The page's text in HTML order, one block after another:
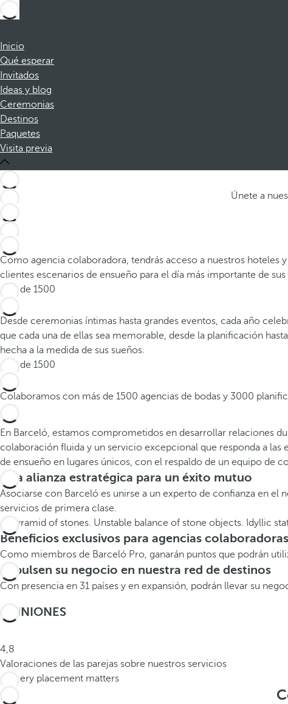
Inicio
Qué esperar
Invitados
Ideas y blog
Ceremonias
Destinos
Paquetes
Visita previa
Únete a
Como agencia colaboradora, tendrás acceso a nuestros hoteles
clientes escenarios de ensueño para el día más importante de
Más de 1500
Desde ceremonias íntimas hasta grandes eventos, cada año
que cada una de ellas sea memorable, desde la planificación
hecha a la medida de sus sueños.
Más de 1500
Colaboramos con más de 1500 agencias de bodas y 3000
En Barceló, estamos comprometidos en desarrollar relaciones
colaboración fluida y un servicio excepcional que responda a
de ensueño en lugares únicos, con el respaldo de un equipo de
Una alianza estratégica para un éxito mutuo
Asociarse con Barceló es unirse a un experto de confianza en el
servicios de primera clase.
Beneficios exclusivos para agencias colaboradoras
Como miembros de Barceló Pro, ganarán puntos que podrán
Impulsen su negocio en nuestra red de destinos
Con presencia en 31 países y en expansión, podrán llevar su
OPINIONES
4,8
Valoraciones de las parejas sobre nuestros servicios